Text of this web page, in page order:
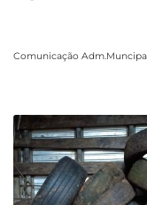
Comunicação